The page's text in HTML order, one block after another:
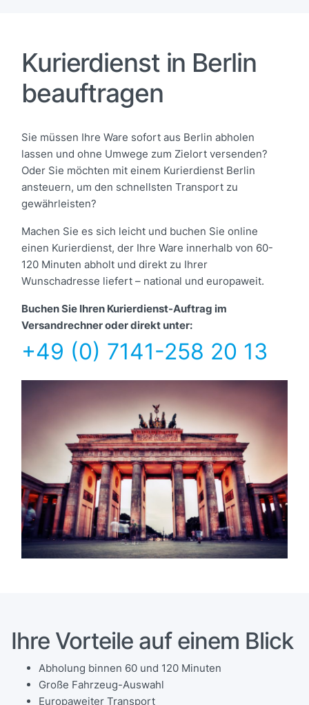
Kurierdienst in Berlin
beauftragen
Sie müssen Ihre Ware sofort aus Berlin abholen
lassen und ohne Umwege zum Zielort versenden?
Oder Sie möchten mit einem Kurierdienst Berlin
ansteuern, um den schnellsten Transport zu
gewährleisten?
Machen Sie es sich leicht und buchen Sie online
einen Kurierdienst, der Ihre Ware innerhalb von 60-
120 Minuten abholt und direkt zu Ihrer
Wunschadresse liefert – national und europaweit.
Buchen Sie Ihren Kurierdienst-Auftrag im
Versandrechner oder direkt unter:
+49 (0) 7141-258 20 13
Ihre Vorteile auf einem Blick
Abholung binnen 60 und 120 Minuten
Große Fahrzeug-Auswahl
Europaweiter Transport